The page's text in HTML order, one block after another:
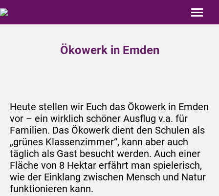
Ökowerk in Emden
Heute stellen wir Euch das Ökowerk in Emden
vor – ein wirklich schöner Ausflug v.a. für
Familien. Das Ökowerk dient den Schulen als
„grünes Klassenzimmer“, kann aber auch
täglich als Gast besucht werden. Auch einer
Fläche von 8 Hektar erfährt man spielerisch,
wie der Einklang zwischen Mensch und Natur
funktionieren kann.